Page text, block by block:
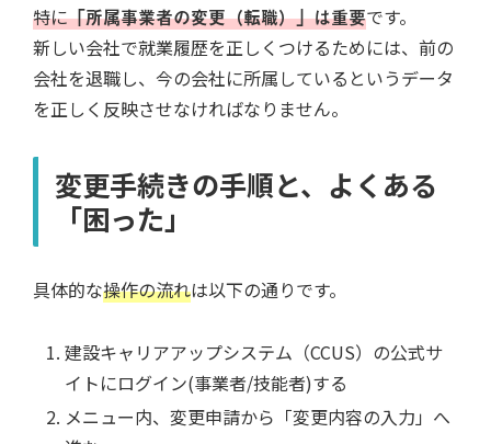
特に「所属事業者の変更（転職）」は重要です。
新しい会社で就業履歴を正しくつけるためには、前の
会社を退職し、今の会社に所属しているというデータ
を正しく反映させなければなりません。
変更手続きの手順と、よくある
「困った」
具体的な操作の流れは以下の通りです。
建設キャリアアップシステム（CCUS）の公式サ
イトにログイン(事業者/技能者)する
メニュー内、変更申請から「変更内容の入力」へ